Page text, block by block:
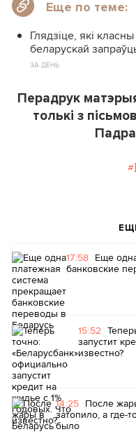
Еще по теме:
Глядзіце, які
беларускай
ЗА ДЕНЬ
Перадрук
толькі з
17:58 Еще
банковские
15:52
запустит
известно?
14:25 После
затопило, а где-
было